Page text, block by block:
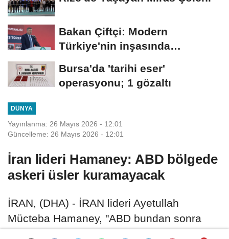
Bakan Çiftçi: Modern
Türkiye'nin inşasında
Bursa'da 'tarihi eser'
operasyonu; 1 gözaltı
DÜNYA
Yayınlanma: 26 Mayıs 2026 - 12:01
Güncelleme: 26 Mayıs 2026 - 12:01
İran lideri Hamaney: ABD bölgede
askeri üsler kuramayacak
İRAN, (DHA) - İRAN lideri Ayetullah
Mücteba Hamaney, "ABD bundan sonra